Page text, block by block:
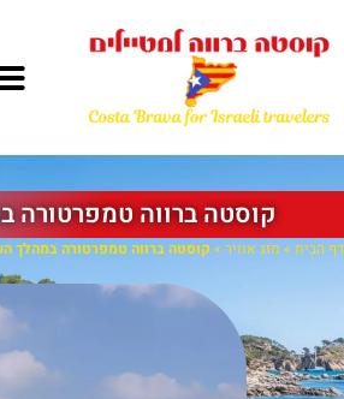
קוסטה ברווה טמפרטורה
דף הבית » מזג אוויר » קוסטה ברווה טמפרטורה במהלך